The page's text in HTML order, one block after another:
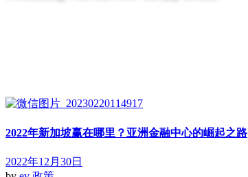
2022年新加坡赢在哪里？亚洲金融中心的崛起之路
2022年12月30日